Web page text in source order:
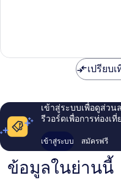
เปรียบ
เข้าสู่ระบบเพื่อดูส่ว
รีวอร์ดเพื่อการท่องเที่
เข้าสู่ระบบ สมัครฟรี
ข้อมูลในย่านนี้